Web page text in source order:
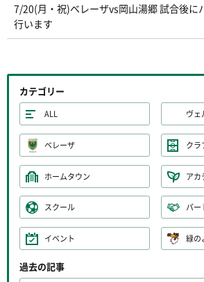
7/20(月・祝)ベレーザvs岡山湯郷 試合後に
行います
カテゴリー
ALL ヴェ
ベレーザ クラ
ホームタウン アカ
スクール パー
イベント 緑の
過去の記事